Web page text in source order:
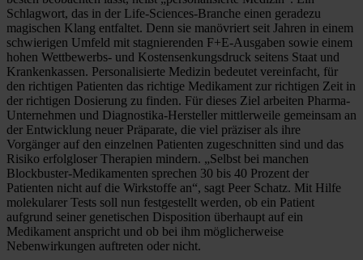
Schlagwort, das in der Life-Sciences-Branche einen geradezu
magischen Klang entfaltet. Denn sie manövriert seit Jahren in einem
schwierigen Umfeld mit stagnierenden F+E-Ausgaben sowie einem
hohen Wettbewerbs- und Kostensenkungsdruck seitens Staat und
Krankenkassen. Personalisierte Medizin bedeutet vereinfacht, für
den richtigen Patienten das richtige Medikament zur richtigen Zeit in
der richtigen Dosierung zu finden. Für dieses Ziel arbeiten Pharma-
Unternehmen und Diagnostika-Hersteller mittlerweile gemeinsam an
der Entwicklung neuer Präparate, die viel präziser als ihre
Vorgänger auf den einzelnen Patienten zugeschnitten sind und das
Risiko erfolgloser Therapien mindern. „Selbst bei manchen
Blockbuster-Medikamenten sprechen 30 bis 40 Prozent der
Patienten nicht auf die Wirkstoffe an“, sagt Peer Schatz. Mit Hilfe
molekularer Tests soll nun festgestellt werden, ob ein Patient
aufgrund seiner genetischen Disposition überhaupt auf ein
Medikament anspricht und ob bei ihm möglicherweise
Nebenwirkungen auftreten oder nicht.